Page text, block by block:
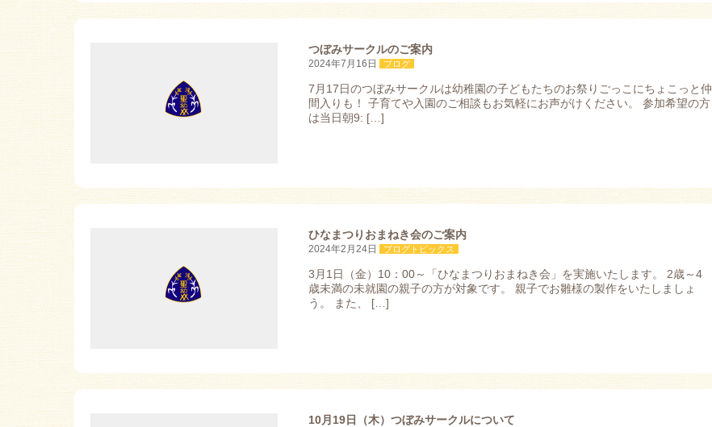
つぼみサークルのご案内
2024年7月16日 ブログ
7月17日のつぼみサークルは幼稚園の子どもたちのお祭りごっこにちょこっと仲
間入りも！ 子育てや入園のご相談もお気軽にお声がけください。 参加希望の方
は当日朝9: […]
ひなまつりおまねき会のご案内
2024年2月24日 ブログトピックス
3月1日（金）10：00～「ひなまつりおまねき会」を実施いたします。 2歳～4
歳未満の未就園の親子の方が対象です。 親子でお雛様の製作をいたしましょ
う。 また、 […]
10月19日（木）つぼみサークルについて